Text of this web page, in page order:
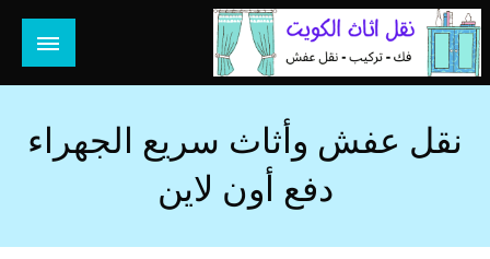
التخطي
إلى
المحتوى
هل تبحث عن أفضل خدمات بالكويت؟ خدمة فك نقل تركيب صيانة
تصليح جميع الخدمات المنزلية في الكويت
نقل عفش وأثاث سريع الجهراء
دفع أون لاين